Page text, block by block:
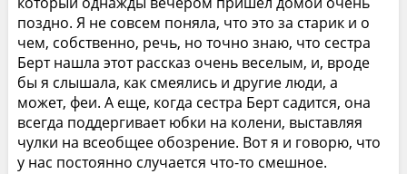
поздно. Я не совсем поняла, что это за старик и о
чем, собственно, речь, но точно знаю, что сестра
Берт нашла этот рассказ очень веселым, и, вроде
бы я слышала, как смеялись и другие люди, а
может, феи. А еще, когда сестра Берт садится, она
всегда поддергивает юбки на колени, выставляя
чулки на всеобщее обозрение. Вот я и говорю, что
у нас постоянно случается что-то смешное.